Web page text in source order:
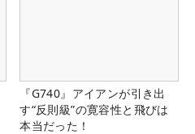
『G740』アイアンが引き出
す“反則級”の寛容性と飛びは
本当だった！